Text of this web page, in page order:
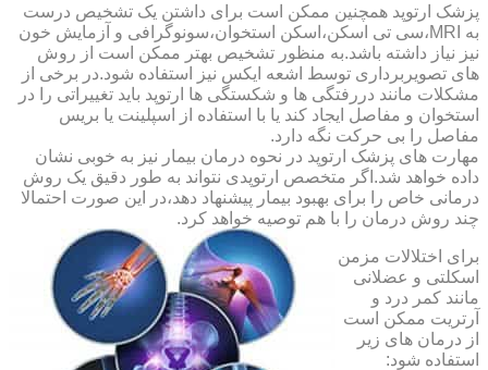
پزشک ارتوپد همچنین ممکن است برای داشتن یک تشخیص درست
به MRI،سی تی اسکن،اسکن استخوان،سونوگرافی و آزمایش خون
نیز نیاز داشته باشد.به منظور تشخیص بهتر ممکن است از روش
های تصویربرداری توسط اشعه ایکس نیز استفاده شود.در برخی از
مشکلات مانند دررفتگی ها و شکستگی ها ارتوپد باید تغییراتی را در
استخوان و مفاصل ایجاد کند یا با استفاده از اسپلینت یا بریس
مفاصل را بی حرکت نگه دارد.
مهارت های پزشک ارتوپد در نحوه درمان بیمار نیز به خوبی نشان
داده خواهد شد.اگر متخصص ارتوپدی نتواند به طور دقیق یک روش
درمانی خاص را برای بهبود بیمار پیشنهاد دهد،در این صورت احتمالا
چند روش درمان را با هم توصیه خواهد کرد.
برای اختلالات مزمن
اسکلتی و عضلانی
مانند کمر درد و
آرتریت ممکن است
از درمان های زیر
استفاده شود: